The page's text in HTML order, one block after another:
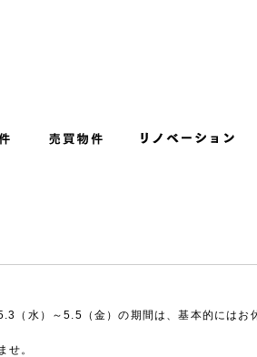
（水）～5.5（金）の期間は、基本的にはお
せ。